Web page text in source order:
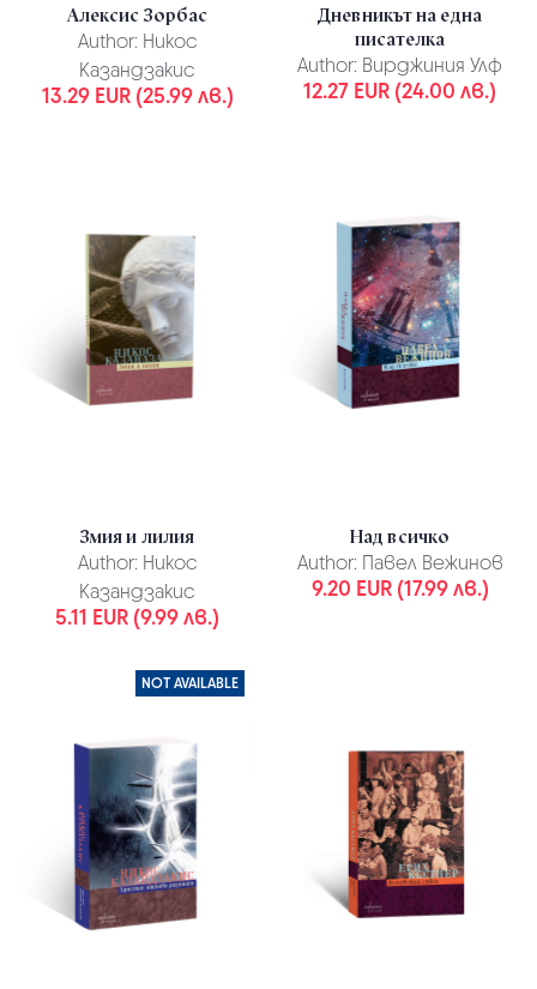
Алексис Зорбас
Author: Никос
Казандзакис
13.29 EUR (25.99 лв.)
Дневникът на една
писателка
Author: Вирджиния Улф
12.27 EUR (24.00 лв.)
Змия и лилия
Author: Никос
Казандзакис
5.11 EUR (9.99 лв.)
Над всичко
Author: Павел Вежинов
9.20 EUR (17.99 лв.)
NOT AVAILABLE